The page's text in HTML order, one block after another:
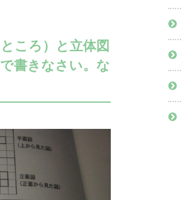
ころ）と立体図
書きなさい。な